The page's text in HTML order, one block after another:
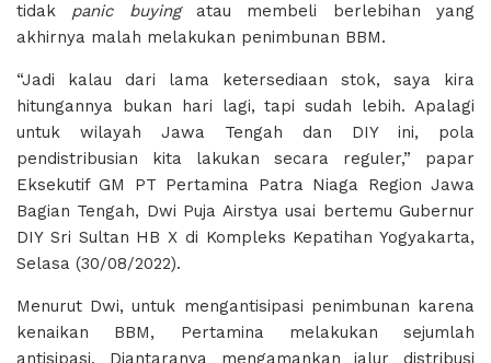
tidak panic buyingatau membeli berlebihan yang
akhirnya malah melakukan penimbunan BBM.
“Jadi kalau dari lama ketersediaan stok, saya kira
hitungannya bukan hari lagi, tapi sudah lebih. Apalagi
untuk wilayah Jawa Tengah dan DIY ini, pola
pendistribusian kita lakukan secara reguler,” papar
Eksekutif GM PT Pertamina Patra Niaga Region Jawa
Bagian Tengah, Dwi Puja Airstya usai bertemu Gubernur
DIY Sri Sultan HB X di Kompleks Kepatihan Yogyakarta,
Selasa (30/08/2022).
Menurut Dwi, untuk mengantisipasi penimbunan karena
kenaikan BBM, Pertamina melakukan sejumlah
antisipasi. Diantaranya mengamankan jalur distribusi